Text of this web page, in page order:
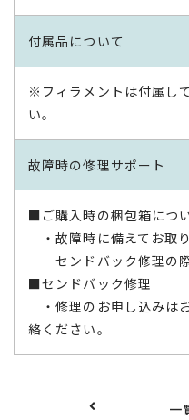
付属品について
※フィラメントは付属し
い。
故障時の修理サポート
■ご購入時の梱包箱につ
・故障時に備えてお取
センドバック修理の際
■センドバック修理
・修理のお申し込みは
絡ください。
一